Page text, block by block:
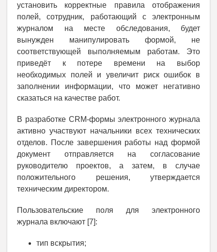
установить корректные правила отображения
полей, сотрудник, работающий с электронным
журналом на месте обследования, будет
вынужден манипулировать формой, не
соответствующей выполняемым работам. Это
приведёт к потере времени на выбор
необходимых полей и увеличит риск ошибок в
заполнении информации, что может негативно
сказаться на качестве работ.
В разработке CRM-формы электронного журнала
активно участвуют начальники всех технических
отделов. После завершения работы над формой
документ отправляется на согласование
руководителю проектов, а затем, в случае
положительного решения, утверждается
техническим директором.
Пользовательские поля для электронного
журнала включают [7]:
тип вскрытия;